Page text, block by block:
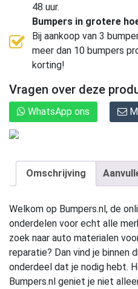
48 uur.
Bumpers in grotere
Bij aankoop van 3
meer dan 10 bumpers
korting!
Vragen over deze
WhatsApp ons
Omschrijving
Welkom op Bumpers.nl, de
onderdelen voor echt alle
zoek naar auto materialen
reparatie? Dan vind je binnen
onderdeel dat je nodig hebt.
Bumpers.nl geniet je niet